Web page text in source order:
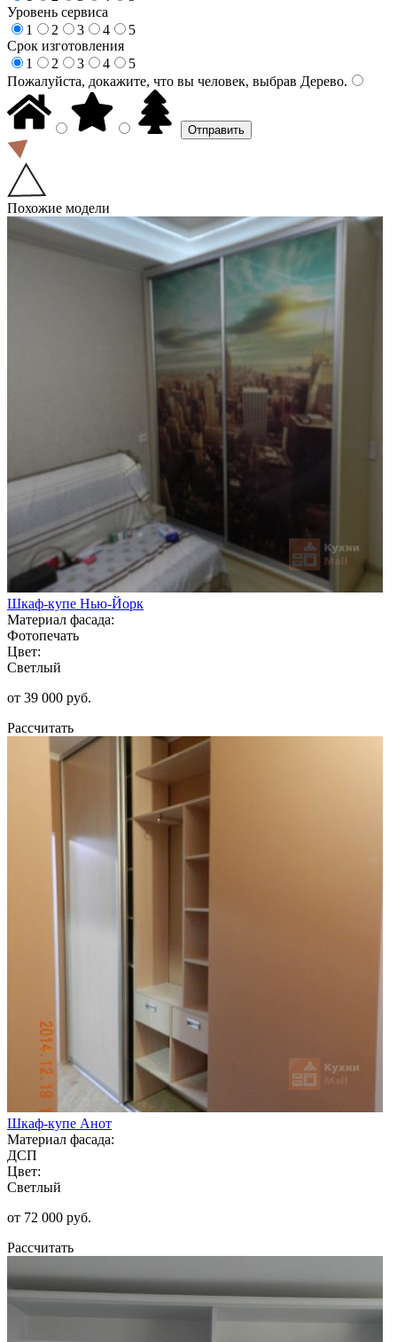
Уровень сервиса
1
2 3 4
5
Срок изготовления
1
2 3 4
5
Пожалуйста, докажите, что вы человек, выбрав Дерево.
Похожие модели
Шкаф-купе Нью-Йорк
Материал фасада:
Фотопечать
Цвет:
Светлый
от 39 000 руб.
Рассчитать
Шкаф-купе Анот
Материал фасада:
ДСП
Цвет:
Светлый
от 72 000 руб.
Рассчитать